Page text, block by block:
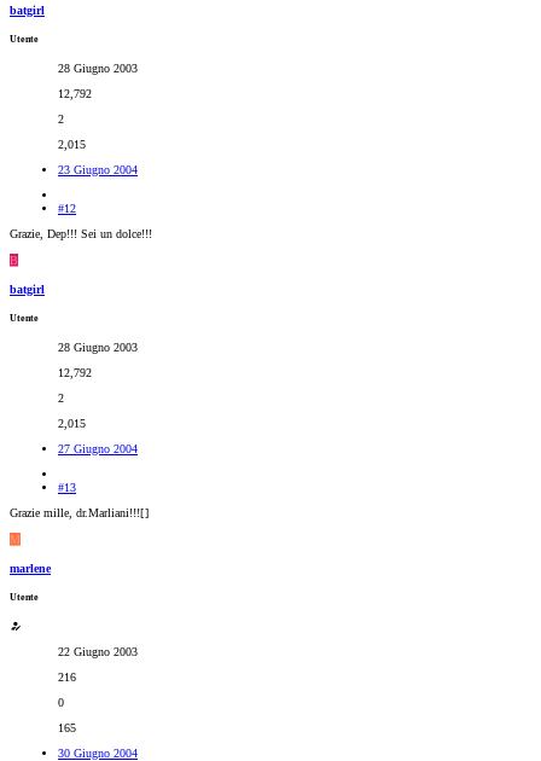
batgirl
Utente
28 Giugno 2003
12,792
2
2,015
23 Giugno 2004
#12
Grazie, Dep!!! Sei un dolce!!!
B
batgirl
Utente
28 Giugno 2003
12,792
2
2,015
27 Giugno 2004
#13
Grazie mille, dr.Marliani!!![]
M
marlene
Utente
22 Giugno 2003
216
0
165
30 Giugno 2004